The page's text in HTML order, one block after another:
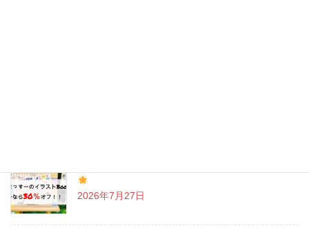
2026年7月27日